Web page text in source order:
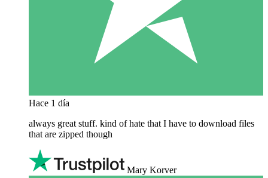
Hace 1 día
always great stuff. kind of hate that I have to download files
that are zipped though
Mary Korver